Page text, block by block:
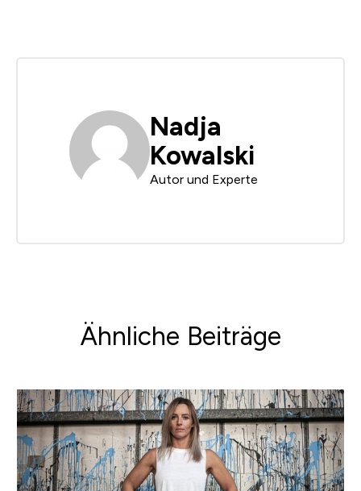
Nadja
Kowalski
Autor und Experte
Ähnliche Beiträge